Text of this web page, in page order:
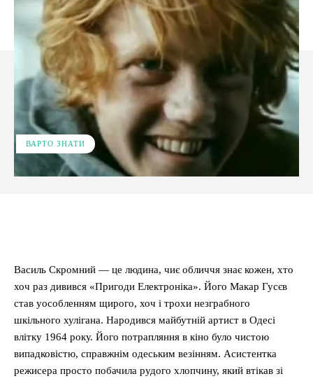
ВАРТО ЗНАТИ
Василь Скромний — це людина, чиє обличчя знає кожен, хто
хоч раз дивився «Пригоди Електроніка». Його Макар Гусєв
став уособленням щирого, хоч і трохи незграбного
шкільного хулігана. Народився майбутній артист в Одесі
влітку 1964 року. Його потрапляння в кіно було чистою
випадковістю, справжнім одеським везінням. Асистентка
режисера просто побачила рудого хлопчину, який втікав зі